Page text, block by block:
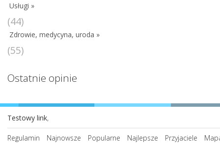
Usługi »
(44)
Zdrowie, medycyna, uroda »
(55)
Ostatnie opinie
Testowy link,
Regulamin Najnowsze Popularne Najlepsze Przyjaciele